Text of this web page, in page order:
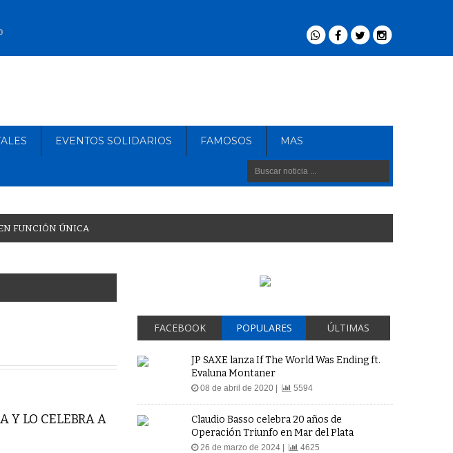
EVENTOS SOLIDARIOS FAMOSOS MAS
N FUNCIÓN ÚNICA
Y LO CELEBRA A
FACEBOOK POPULARES ÚLTIMAS
JP SAXE lanza If The World Was Ending ft.
Evaluna Montaner
08 de abril de 2020 | 5594
Claudio Basso celebra 20 años de
Operación Triunfo en Mar del Plata
26 de marzo de 2024 | 4625